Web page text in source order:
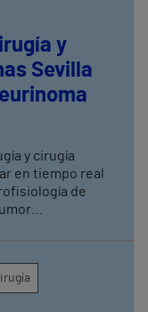
y
Sevilla
y cirugía
en tiempo real
de